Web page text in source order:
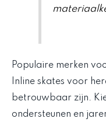
Populaire merken
Inline skates voor
betrouwbaar zijn.
ondersteunen en